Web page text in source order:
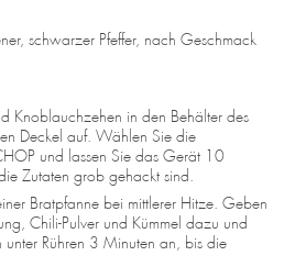
schwarzer Pfeffer, nach Geschmack
Knoblauchzehen in den Behälter des
Deckel auf. Wählen Sie die
und lassen Sie das Gerät 10
Zutaten grob gehackt sind.
Bratpfanne bei mittlerer Hitze. Geben
Chili-Pulver und Kümmel dazu und
unter Rühren 3 Minuten an, bis die